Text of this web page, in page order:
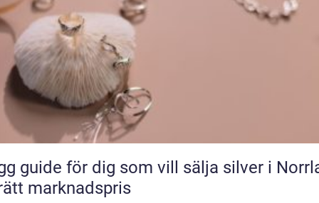
guide för dig som vill sälja silver i
marknadspris